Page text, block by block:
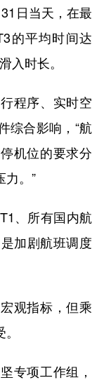
日当天，在最
的平均时间达
入时长。
程序、实时空
综合影响，“航
机位的要求分
力。”
、所有国内航
加剧航班调度
观指标，但乘
专项工作组，